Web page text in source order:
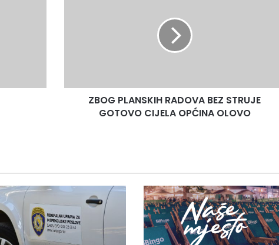
OLOVO
ZBOG PLANSKIH RADOVA BEZ STRUJE
GOTOVO CIJELA OPĆINA OLOVO